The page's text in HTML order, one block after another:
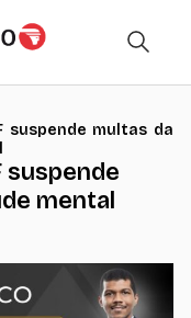
suspende multas da
suspende
mental